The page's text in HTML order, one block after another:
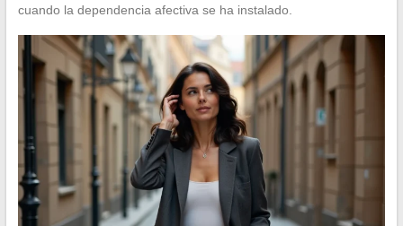
cuando la dependencia afectiva se ha instalado.